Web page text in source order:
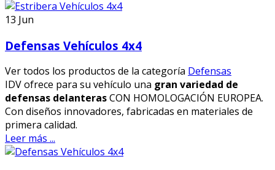
13 Jun
Defensas Vehículos 4x4
Ver todos los productos de la categoría Defensas
IDV ofrece para su vehículo una gran variedad de
defensas delanterasCON HOMOLOGACIÓN EUROPEA.
Con diseños innovadores, fabricadas en materiales de
primera calidad.
Leer más ...